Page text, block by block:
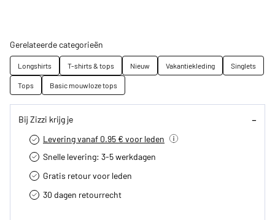
Gerelateerde categorieën
Longshirts T-shirts & tops Nieuw Vakantiekleding
Singlets
Tops
Basic mouwloze tops
Bij Zizzi krijg je
Levering vanaf 0.95 € voor leden
Snelle levering: 3-5 werkdagen
Gratis retour voor leden
30 dagen retourrecht­